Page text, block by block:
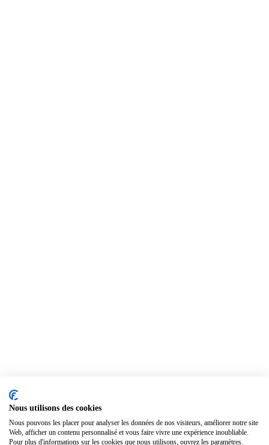
Nous utilisons des cookies
Nous pouvons les placer pour analyser les données de nos visiteurs, améliorer notre site
Web, afficher un contenu personnalisé et vous faire vivre une expérience inoubliable.
Pour plus d'informations sur les cookies que nous utilisons, ouvrez les paramètres.